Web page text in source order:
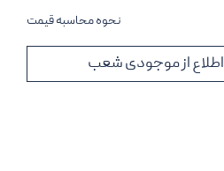
نحوه محاسبه قیمت
اطلاع از موجودی شعب